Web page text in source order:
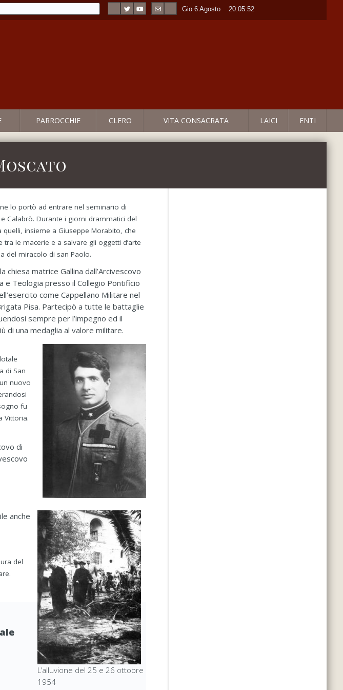
Gio 6 Agosto ----20:05:53
PARROCCHIE CLERO VITA CONSACRATA LAICI ENTI
lo portò ad entrare nel seminario di
Calabrò. Durante i giorni drammatici del
insieme a Giuseppe Morabito, che
le macerie e a salvare gli oggetti d’arte
del miracolo di san Paolo.
matrice Gallina dall’Arcivescovo
e Teologia presso il Collegio Pontificio
come Cappellano Militare nel
Pisa. Partecipò a tutte le battaglie
sempre per l’impegno ed il
di una medaglia al valore militare.
di San
nuovo
fu
Vittoria.
di
L’alluvione del 25 e 26 ottobre
1954
anche
del